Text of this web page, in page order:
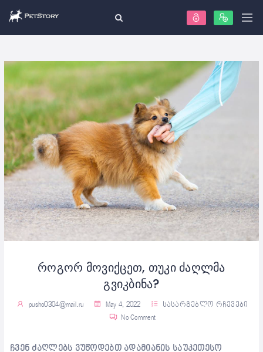
როგორ მოვიქცეთ, თუკი ძაღლმა
გვიკბინა?
pusho0304@mail.ru May 4, 2022
სასარგებლო რჩევები
No Comment
ჩვენ ძაღლებს ვუწოდებთ ადამიანის საუკეთესო